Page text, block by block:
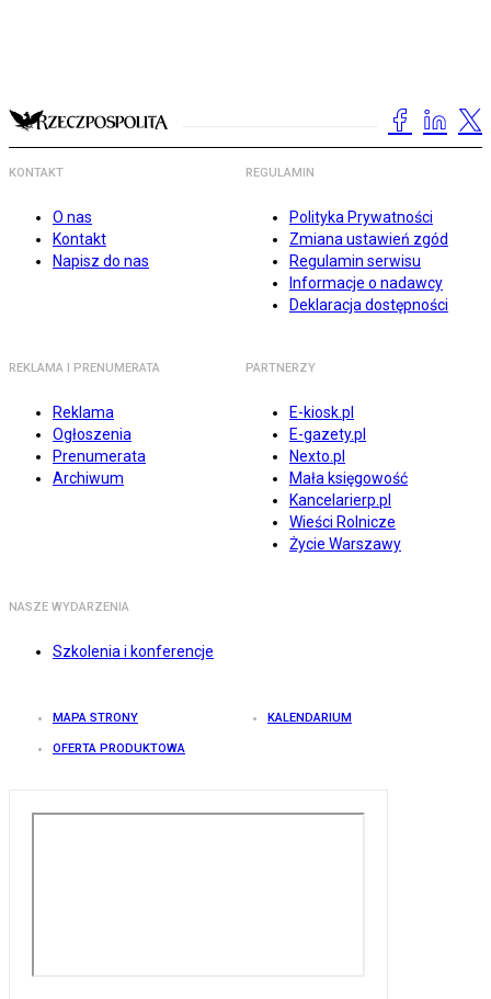
KONTAKT
O nas
Kontakt
Napisz do nas
REGULAMIN
Polityka Prywatności
Zmiana ustawień zgód
Regulamin serwisu
Informacje o nadawcy
Deklaracja dostępności
REKLAMA I PRENUMERATA
Reklama
Ogłoszenia
Prenumerata
Archiwum
PARTNERZY
E-kiosk.pl
E-gazety.pl
Nexto.pl
Mała księgowość
Kancelarierp.pl
Wieści Rolnicze
Życie Warszawy
NASZE WYDARZENIA
Szkolenia i konferencje
MAPA STRONY KALENDARIUM
OFERTA PRODUKTOWA